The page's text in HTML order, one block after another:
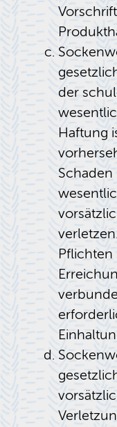
der
Haftung
Pflichten